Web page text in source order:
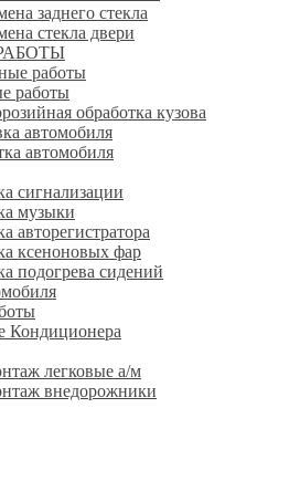
заднего стекла
стекла двери
работы
работы
обработка кузова
автомобиля
автомобиля
сигнализации
музыки
авторегистратора
ксеноновых фар
подогрева сидений
Кондиционера
легковые а/м
внедорожники